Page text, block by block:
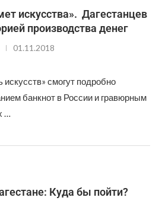
искусства». Дагестанцев
производства денег
01.11.2018
смогут подробно
банкнот в России и гравюрным
…
Куда бы пойти?